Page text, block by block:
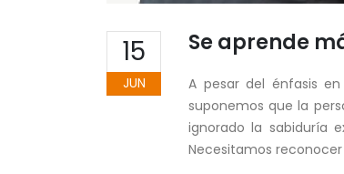
15
JUN
Se aprende
A pesar del énfasis
suponemos que la
ignorado la sabiduría
Necesitamos